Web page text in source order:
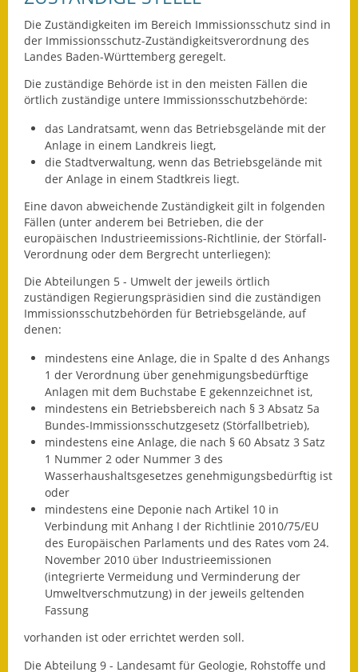
Mitteilungsblatt
Nachhaltigkeitsbericht
Notfallplanung
Ortsplan
Schadensmeldung
Straßenbau
Landesstraße
Kreisstraße
Umleitungsplan
Buslinie 168
Stellenausschreibungen
Zahlen und Fakten
Rathaus
Bauhof Notzingen
Behördenadressen
Beratungsstellen im
Landkreis
Formulare
Die Zuständigkeiten im Bereich Immissionsschutz sind in
der Immissionsschutz-Zuständigkeitsverordnung des
Landes Baden-Württemberg geregelt.
Die zuständige Behörde ist in den meisten Fällen die
örtlich zuständige untere Immissionsschutzbehörde:
das Landratsamt, wenn das Betriebsgelände mit der
Anlage in einem Landkreis liegt,
die Stadtverwaltung, wenn das Betriebsgelände mit
der Anlage in einem Stadtkreis liegt.
Eine davon abweichende Zuständigkeit gilt in folgenden
Fällen (unter anderem bei Betrieben, die der
europäischen Industrieemissions-Richtlinie, der Störfall-
Verordnung oder dem Bergrecht unterliegen):
Die Abteilungen 5 - Umwelt der jeweils örtlich
zuständigen Regierungspräsidien sind die zuständigen
Immissionsschutzbehörden für Betriebsgelände, auf
denen:
mindestens eine Anlage, die in Spalte d des Anhangs
1 der Verordnung über genehmigungsbedürftige
Anlagen mit dem Buchstabe E gekennzeichnet ist,
mindestens ein Betriebsbereich nach § 3 Absatz 5a
Bundes-Immissionsschutzgesetz (Störfallbetrieb),
mindestens eine Anlage, die nach § 60 Absatz 3 Satz
1 Nummer 2 oder Nummer 3 des
Wasserhaushaltsgesetzes genehmigungsbedürftig ist
oder
mindestens eine Deponie nach Artikel 10 in
Verbindung mit Anhang I der Richtlinie 2010/75/EU
des Europäischen Parlaments und des Rates vom 24.
November 2010 über Industrieemissionen
(integrierte Vermeidung und Verminderung der
Umweltverschmutzung) in der jeweils geltenden
Fassung
vorhanden ist oder errichtet werden soll.
Die Abteilung 9 - Landesamt für Geologie, Rohstoffe und